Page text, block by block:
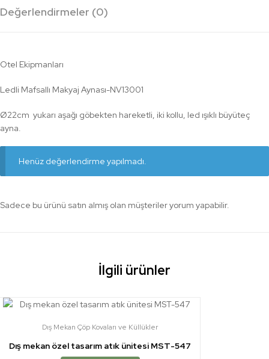
Değerlendirmeler (0)
Otel Ekipmanları
Ledli Mafsallı Makyaj Aynası-NV13001
Ø22cm yukarı aşağı göbekten hareketli, iki kollu, led ışıklı büyüteç
ayna.
Henüz değerlendirme yapılmadı.
Sadece bu ürünü satın almış olan müşteriler yorum yapabilir.
İlgili ürünler
Dış Mekan Çöp Kovaları ve Küllükler
Dış mekan özel tasarım atık ünitesi MST-547